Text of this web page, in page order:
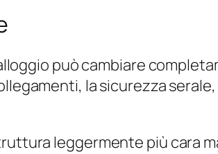
può cambiare
la sicurezza
leggermente più cara